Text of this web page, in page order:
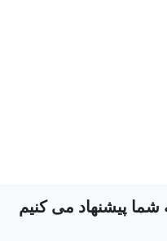
شما پیشنهاد می کنیم